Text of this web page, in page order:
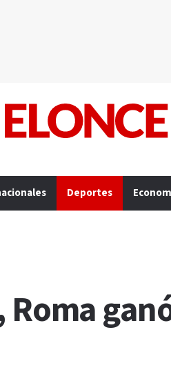
Deportes